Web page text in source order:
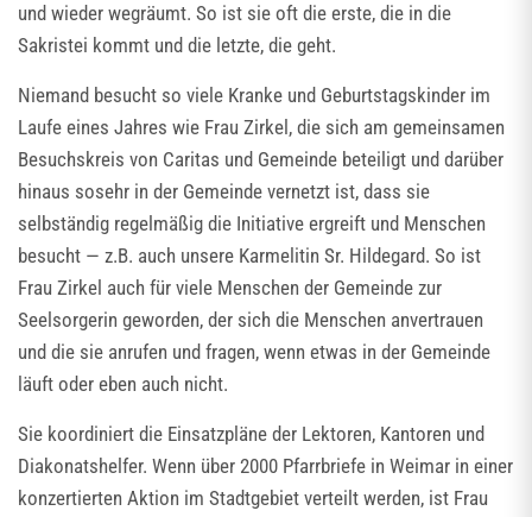
und wieder wegräumt. So ist sie oft die erste, die in die
Sakristei kommt und die letzte, die geht.
Niemand besucht so viele Kranke und Geburtstagskinder im
Laufe eines Jahres wie Frau Zirkel, die sich am gemeinsamen
Besuchskreis von Caritas und Gemeinde beteiligt und darüber
hinaus sosehr in der Gemeinde vernetzt ist, dass sie
selbständig regelmäßig die Initiative ergreift und Menschen
besucht — z.B. auch unsere Karmelitin Sr. Hildegard. So ist
Frau Zirkel auch für viele Menschen der Gemeinde zur
Seelsorgerin geworden, der sich die Menschen anvertrauen
und die sie anrufen und fragen, wenn etwas in der Gemeinde
läuft oder eben auch nicht.
Sie koordiniert die Einsatzpläne der Lektoren, Kantoren und
Diakonatshelfer. Wenn über 2000 Pfarrbriefe in Weimar in einer
konzertierten Aktion im Stadtgebiet verteilt werden, ist Frau